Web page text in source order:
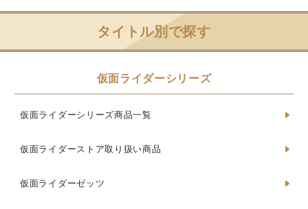
タイトル別で探す
仮面ライダーシリーズ
仮面ライダーシリーズ商品一覧
仮面ライダーストア取り扱い商品
仮面ライダーゼッツ